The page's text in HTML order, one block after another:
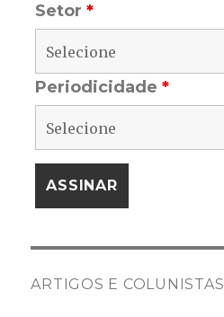
Setor*
Periodicidade*
ARTIGOS E COLUNISTAS